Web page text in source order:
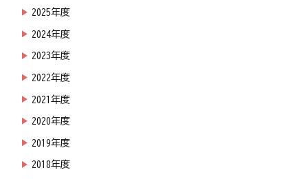
2025年度
2024年度
2023年度
2022年度
2021年度
2020年度
2019年度
2018年度